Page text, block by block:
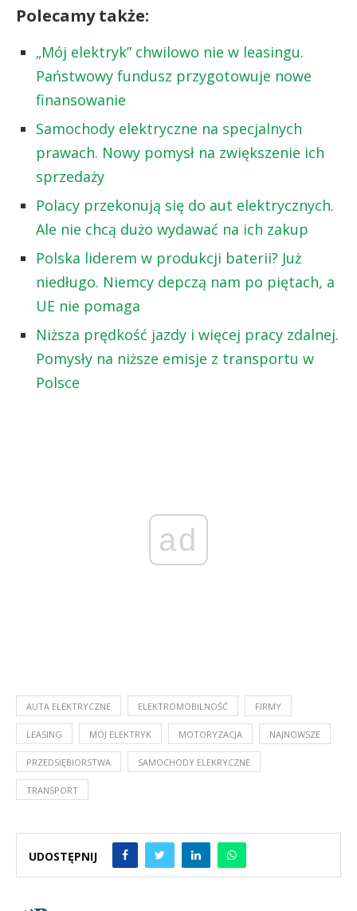
Polecamy także:
„Mój elektryk” chwilowo nie w leasingu.
Państwowy fundusz przygotowuje nowe
finansowanie
Samochody elektryczne na specjalnych
prawach. Nowy pomysł na zwiększenie ich
sprzedaży
Polacy przekonują się do aut elektrycznych.
Ale nie chcą dużo wydawać na ich zakup
Polska liderem w produkcji baterii? Już
niedługo. Niemcy depczą nam po piętach, a
UE nie pomaga
Niższa prędkość jazdy i więcej pracy zdalnej.
Pomysły na niższe emisje z transportu w
Polsce
ad
AUTA ELEKTRYCZNE ELEKTROMOBILNOŚĆ FIRMY
LEASING MÓJ ELEKTRYK MOTORYZACJA NAJNOWSZE
PRZEDSIĘBIORSTWA SAMOCHODY ELEKRYCZNE
TRANSPORT
UDOSTĘPNIJ